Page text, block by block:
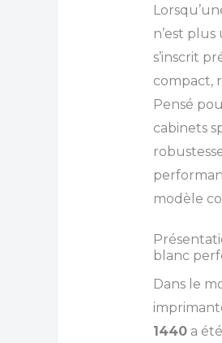
n’est
s’inscrit
compact,
Pensé
cabinets
modèle
blanc
Dans le
1440a